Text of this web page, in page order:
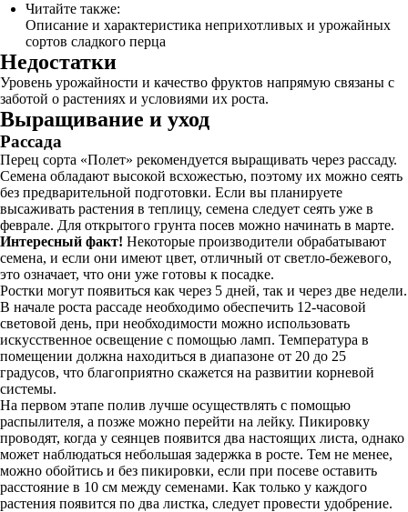
Читайте также:
Описание и характеристика неприхотливых и урожайных
сортов сладкого перца
Недостатки
Уровень урожайности и качество фруктов напрямую связаны с
заботой о растениях и условиями их роста.
Выращивание и уход
Рассада
Перец сорта «Полет» рекомендуется выращивать через рассаду.
Семена обладают высокой всхожестью, поэтому их можно сеять
без предварительной подготовки. Если вы планируете
высаживать растения в теплицу, семена следует сеять уже в
феврале. Для открытого грунта посев можно начинать в марте.
Интересный факт! Некоторые производители обрабатывают
семена, и если они имеют цвет, отличный от светло-бежевого,
это означает, что они уже готовы к посадке.
Ростки могут появиться как через 5 дней, так и через две недели.
В начале роста рассаде необходимо обеспечить 12-часовой
световой день, при необходимости можно использовать
искусственное освещение с помощью ламп. Температура в
помещении должна находиться в диапазоне от 20 до 25
градусов, что благоприятно скажется на развитии корневой
системы.
На первом этапе полив лучше осуществлять с помощью
распылителя, а позже можно перейти на лейку. Пикировку
проводят, когда у сеянцев появится два настоящих листа, однако
может наблюдаться небольшая задержка в росте. Тем не менее,
можно обойтись и без пикировки, если при посеве оставить
расстояние в 10 см между семенами. Как только у каждого
растения появится по два листка, следует провести удобрение.